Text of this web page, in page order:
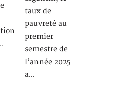
taux de
pauvreté au
premier
semestre de
l’année 2025
a…